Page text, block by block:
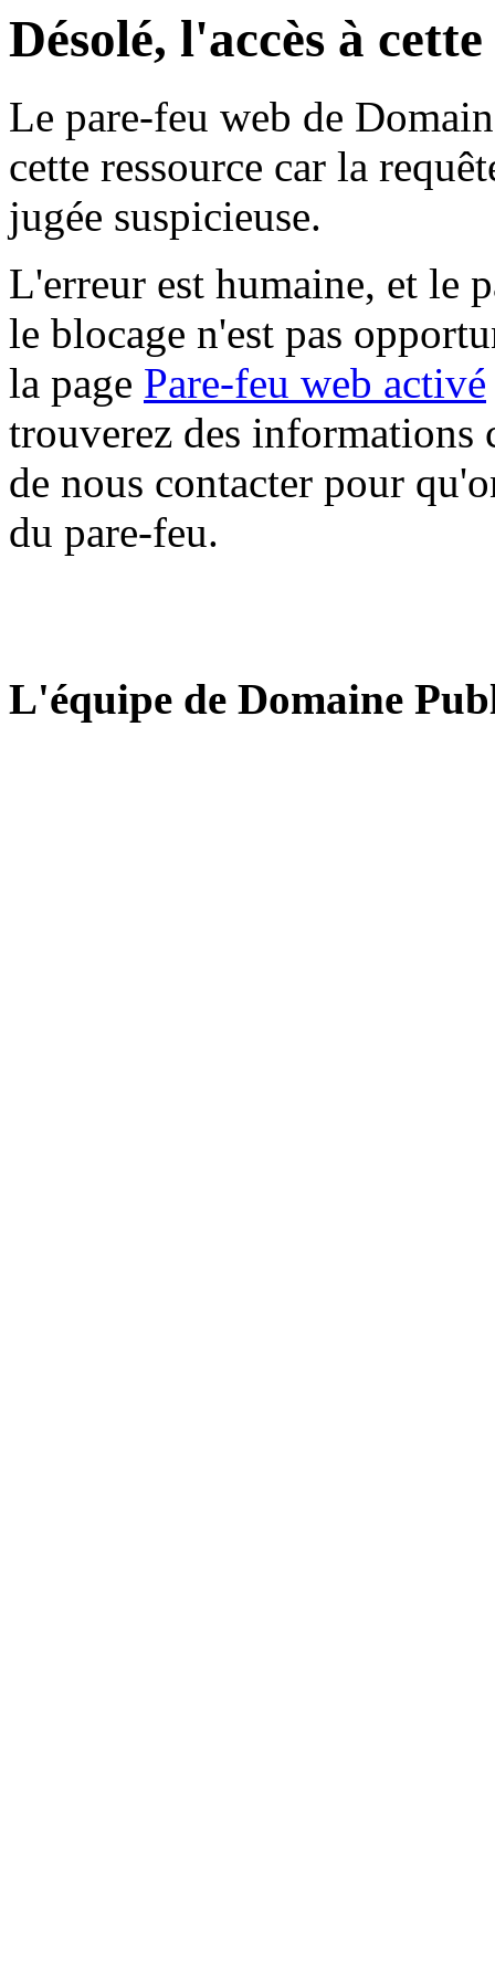
Désolé, l'accès à
Le pare-feu web de
cette ressource car la
jugée suspicieuse.
L'erreur est humaine, et le
le blocage n'est pas
la page Pare-feu web activé
trouverez des informations
de nous contacter pour
du pare-feu.
L'équipe de Domaine